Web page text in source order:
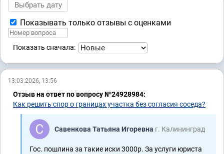
Показывать только отзывы с оценками
Показать сначала:
13.03.2026, 13:56
Отзыв на ответ по вопросу №24928984:
Как решить спор о границах участка без согласия соседа?
Савенкова Татьяна Игоревна г. Калининград
Гос. пошлина за такие иски 3000р. За услуги юриста